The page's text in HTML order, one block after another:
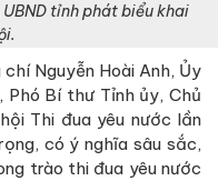
tỉnh phát biểu khai
Nguyễn Hoài Anh, Ủy
Bí thư Tỉnh ủy, Chủ
Thi đua yêu nước lần
có ý nghĩa sâu sắc,
trào thi đua yêu nước